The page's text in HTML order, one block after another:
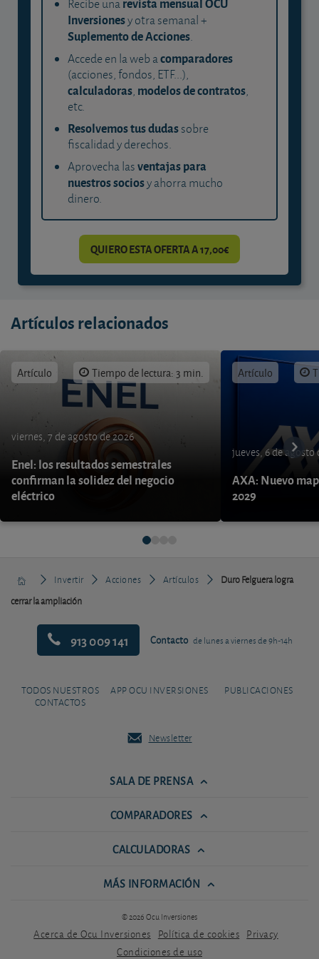
Recibe una
Inversionesy otra semanal +
Suplemento de Acciones.
Accede en la web acomparadores
(acciones, fondos, ETF...),
calculadoras, modelos de contratos,
etc.
Resolvemos tus dudassobre
fiscalidad y derechos.
Aprovecha lasventajas para
nuestros sociosy ahorra mucho
dinero.
QUIERO ESTA OFERTA A 17,00€
Artículos relacionados
Artículo Tiempo de lectura: 3 min.
viernes, 7 de agosto de 2026
Enel: los resultados semestrales
confirman la solidez del negocio
eléctrico
Artículo
jueves, 6 de agosto
AXA: Nuevo
2029
Invertir Acciones Artículos
Duro Felguera logra
cerrar la ampliación
913 009 141 Contacto de lunes a viernes de 9h-14h
TODOS NUESTROS
CONTACTOS
APP OCU INVERSIONES PUBLICACIONES
Newsletter
SALA DE PRENSA
COMPARADORES
CALCULADORAS
MÁS INFORMACIÓN
© 2026 Ocu Inversiones
Acerca de Ocu Inversiones Política de cookies Privacy
Condiciones de uso